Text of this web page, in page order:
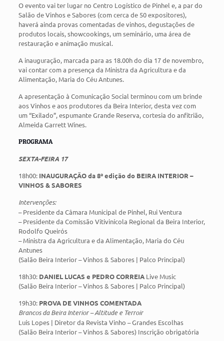
O evento vai ter lugar no Centro Logístico de Pinhel e, a par do
Salão de Vinhos e Sabores (com cerca de 50 expositores),
haverá ainda provas comentadas de vinhos, degustações de
produtos locais, showcookings, um seminário, uma área de
restauração e animação musical.
A inauguração, marcada para as 18.00h do dia 17 de novembro,
vai contar com a presença da Ministra da Agricultura e da
Alimentação, Maria do Céu Antunes.
A apresentação à Comunicação Social terminou com um brinde
aos Vinhos e aos produtores da Beira Interior, desta vez com
um “Exilado”, espumante Grande Reserva, cortesia do anfitrião,
Almeida Garrett Wines.
PROGRAMA
SEXTA-FEIRA 17
18h00: INAUGURAÇÃO da 8ª edição do BEIRA INTERIOR –
VINHOS & SABORES
Intervenções:
– Presidente da Câmara Municipal de Pinhel, Rui Ventura
– Presidente da Comissão Vitivinícola Regional da Beira Interior,
Rodolfo Queirós
– Ministra da Agricultura e da Alimentação, Maria do Céu
Antunes
(Salão Beira Interior – Vinhos & Sabores | Palco Principal)
18h30: DANIEL LUCAS e PEDRO CORREIALive Music
(Salão Beira Interior – Vinhos & Sabores | Palco Principal)
19h30: PROVA DE VINHOS COMENTADA
Brancos da Beira Interior – Altitude e Terroir
Luís Lopes | Diretor da Revista Vinho – Grandes Escolhas
(Salão Beira Interior – Vinhos & Sabores) Inscrição obrigatória